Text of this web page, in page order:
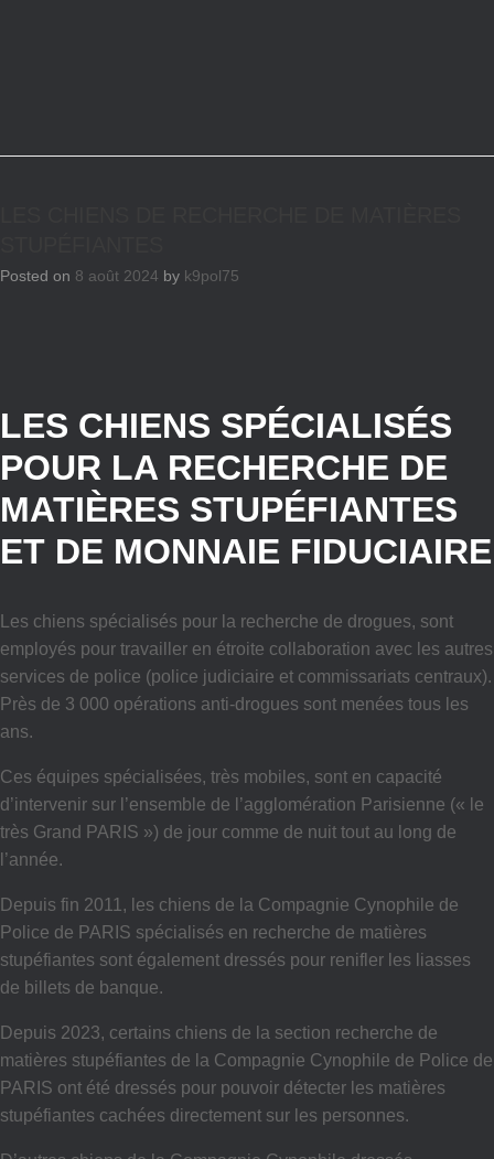
Posted on 8 août 2024 by k9pol75
LES CHIENS SPÉCIALISÉS
POUR LA RECHERCHE DE
MATIÈRES STUPÉFIANTES
ET DE MONNAIE FIDUCIAIRE
Les chiens spécialisés pour la recherche de drogues, sont
employés pour travailler en étroite collaboration avec les autres
services de police (police judiciaire et commissariats centraux).
Près de 3 000 opérations anti-drogues sont menées tous les
ans.
Ces équipes spécialisées, très mobiles, sont en capacité
d’intervenir sur l’ensemble de l’agglomération Parisienne (« le
très Grand PARIS ») de jour comme de nuit tout au long de
l’année.
Depuis fin 2011, les chiens de la Compagnie Cynophile de
Police de PARIS spécialisés en recherche de matières
stupéfiantes sont également dressés pour renifler les liasses
de billets de banque.
Depuis 2023, certains chiens de la section recherche de
matières stupéfiantes de la Compagnie Cynophile de Police de
PARIS ont été dressés pour pouvoir détecter les matières
stupéfiantes cachées directement sur les personnes.